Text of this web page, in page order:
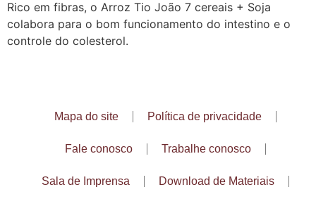
Rico em fibras, o Arroz Tio João 7 cereais + Soja
colabora para o bom funcionamento do intestino e o
controle do colesterol.
Mapa do site Política de privacidade
Fale conosco Trabalhe conosco
Sala de Imprensa Download de Materiais